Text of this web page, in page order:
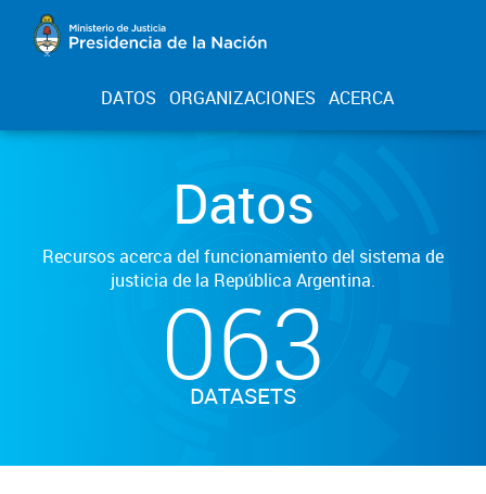
DATOS ORGANIZACIONES ACERCA
Datos
Recursos acerca del funcionamiento del sistema de
justicia de la República Argentina.
063
DATASETS